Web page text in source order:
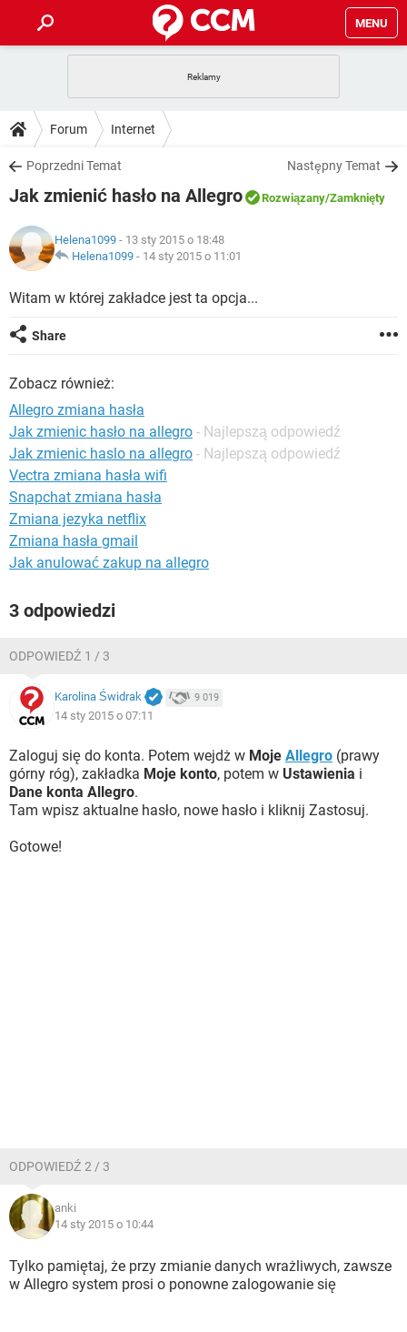
MENU
GRY
SPOTIFY
INSTAGRAM FACEBOOK
WINDOWS 10
PORADY
PlayStation
INSTAGRAM FACEBOOK
WINDOWS 10
DO POBRANIA
ANDROID TIKTOK
GRY
IOS NETFLIX
INSTAGRAM FACEBOOK
COVID-19 TIKTOK
GRY
SPOTIFY NETFLIX
INSTAGRAM
ARTYKUŁY
COVID-19 TIKTOK
INSTAGRAM
WINDOWS 10
Forum Internet
Poprzedni Temat Następny Temat
Jak zmienić hasło na Allegro Rozwiązany/Zamknięty
Helena1099 - 13 sty 2015 o 18:48
Helena1099 - 14 sty 2015 o 11:01
Witam w której zakładce jest ta opcja...
Share
Zobacz również:
Allegro zmiana hasła
Jak zmienic hasło na allegro - Najlepszą odpowiedź
Jak zmienic haslo na allegro - Najlepszą odpowiedź
Vectra zmiana hasła wifi
Snapchat zmiana hasła
Zmiana jezyka netflix
Zmiana hasła gmail
Jak anulować zakup na allegro
3 odpowiedzi
ODPOWIEDŹ 1 / 3
Karolina Świdrak 9 019
14 sty 2015 o 07:11
Zaloguj się do konta. Potem wejdż w Moje Allegro (prawy
górny róg), zakładka Moje konto, potem w Ustawienia i
Dane konta Allegro.
Tam wpisz aktualne hasło, nowe hasło i kliknij Zastosuj.
Gotowe!
ODPOWIEDŹ 2 / 3
anki
14 sty 2015 o 10:44
Tylko pamiętaj, że przy zmianie danych wrażliwych, zawsze
w Allegro system prosi o ponowne zalogowanie się